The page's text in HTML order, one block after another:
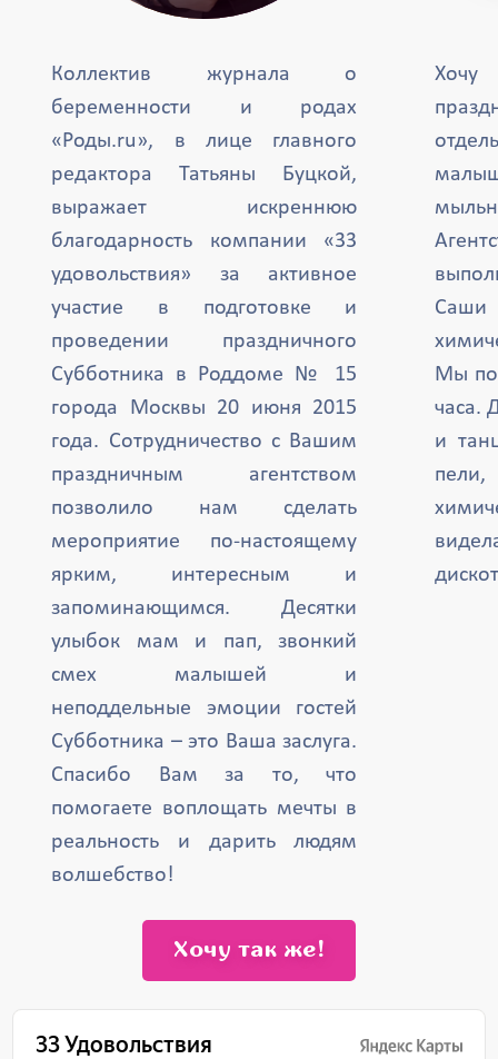
Коллектив журнала о
беременности и родах
«Роды.ru», в лице главного
редактора Татьяны Буцкой,
выражает искреннюю
благодарность компании «33
удовольствия» за активное
участие в подготовке и
проведении праздничного
Субботника в Роддоме № 15
города Москвы 20 июня 2015
года. Сотрудничество с Вашим
праздничным агентством
позволило нам сделать
мероприятие по-настоящему
ярким, интересным и
запоминающимся. Десятки
улыбок мам и пап, звонкий
смех малышей и
неподдельные эмоции гостей
Субботника – это Ваша заслуга.
Спасибо Вам за то, что
помогаете воплощать мечты в
реальность и дарить людям
волшебство!
Саши
Мы
часа.
и
Хочу так же!